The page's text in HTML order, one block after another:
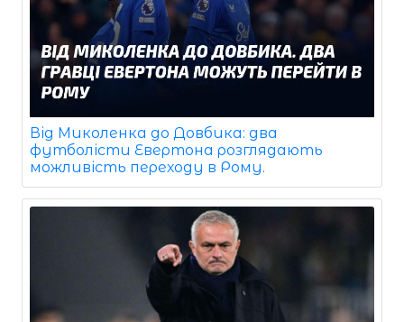
Від Миколенка до Довбика: два
футболісти Евертона розглядають
можливість переходу в Рому.